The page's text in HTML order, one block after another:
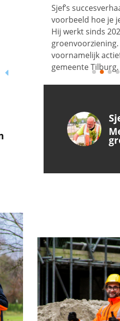
Sjef’s succesverhaal bij
voorbeeld hoe je je draai
Hij werkt sinds 2022 bij
groenvoorziening. Op 73-
voornamelijk actief in het
gemeente Tilburg.
Sjef Maas